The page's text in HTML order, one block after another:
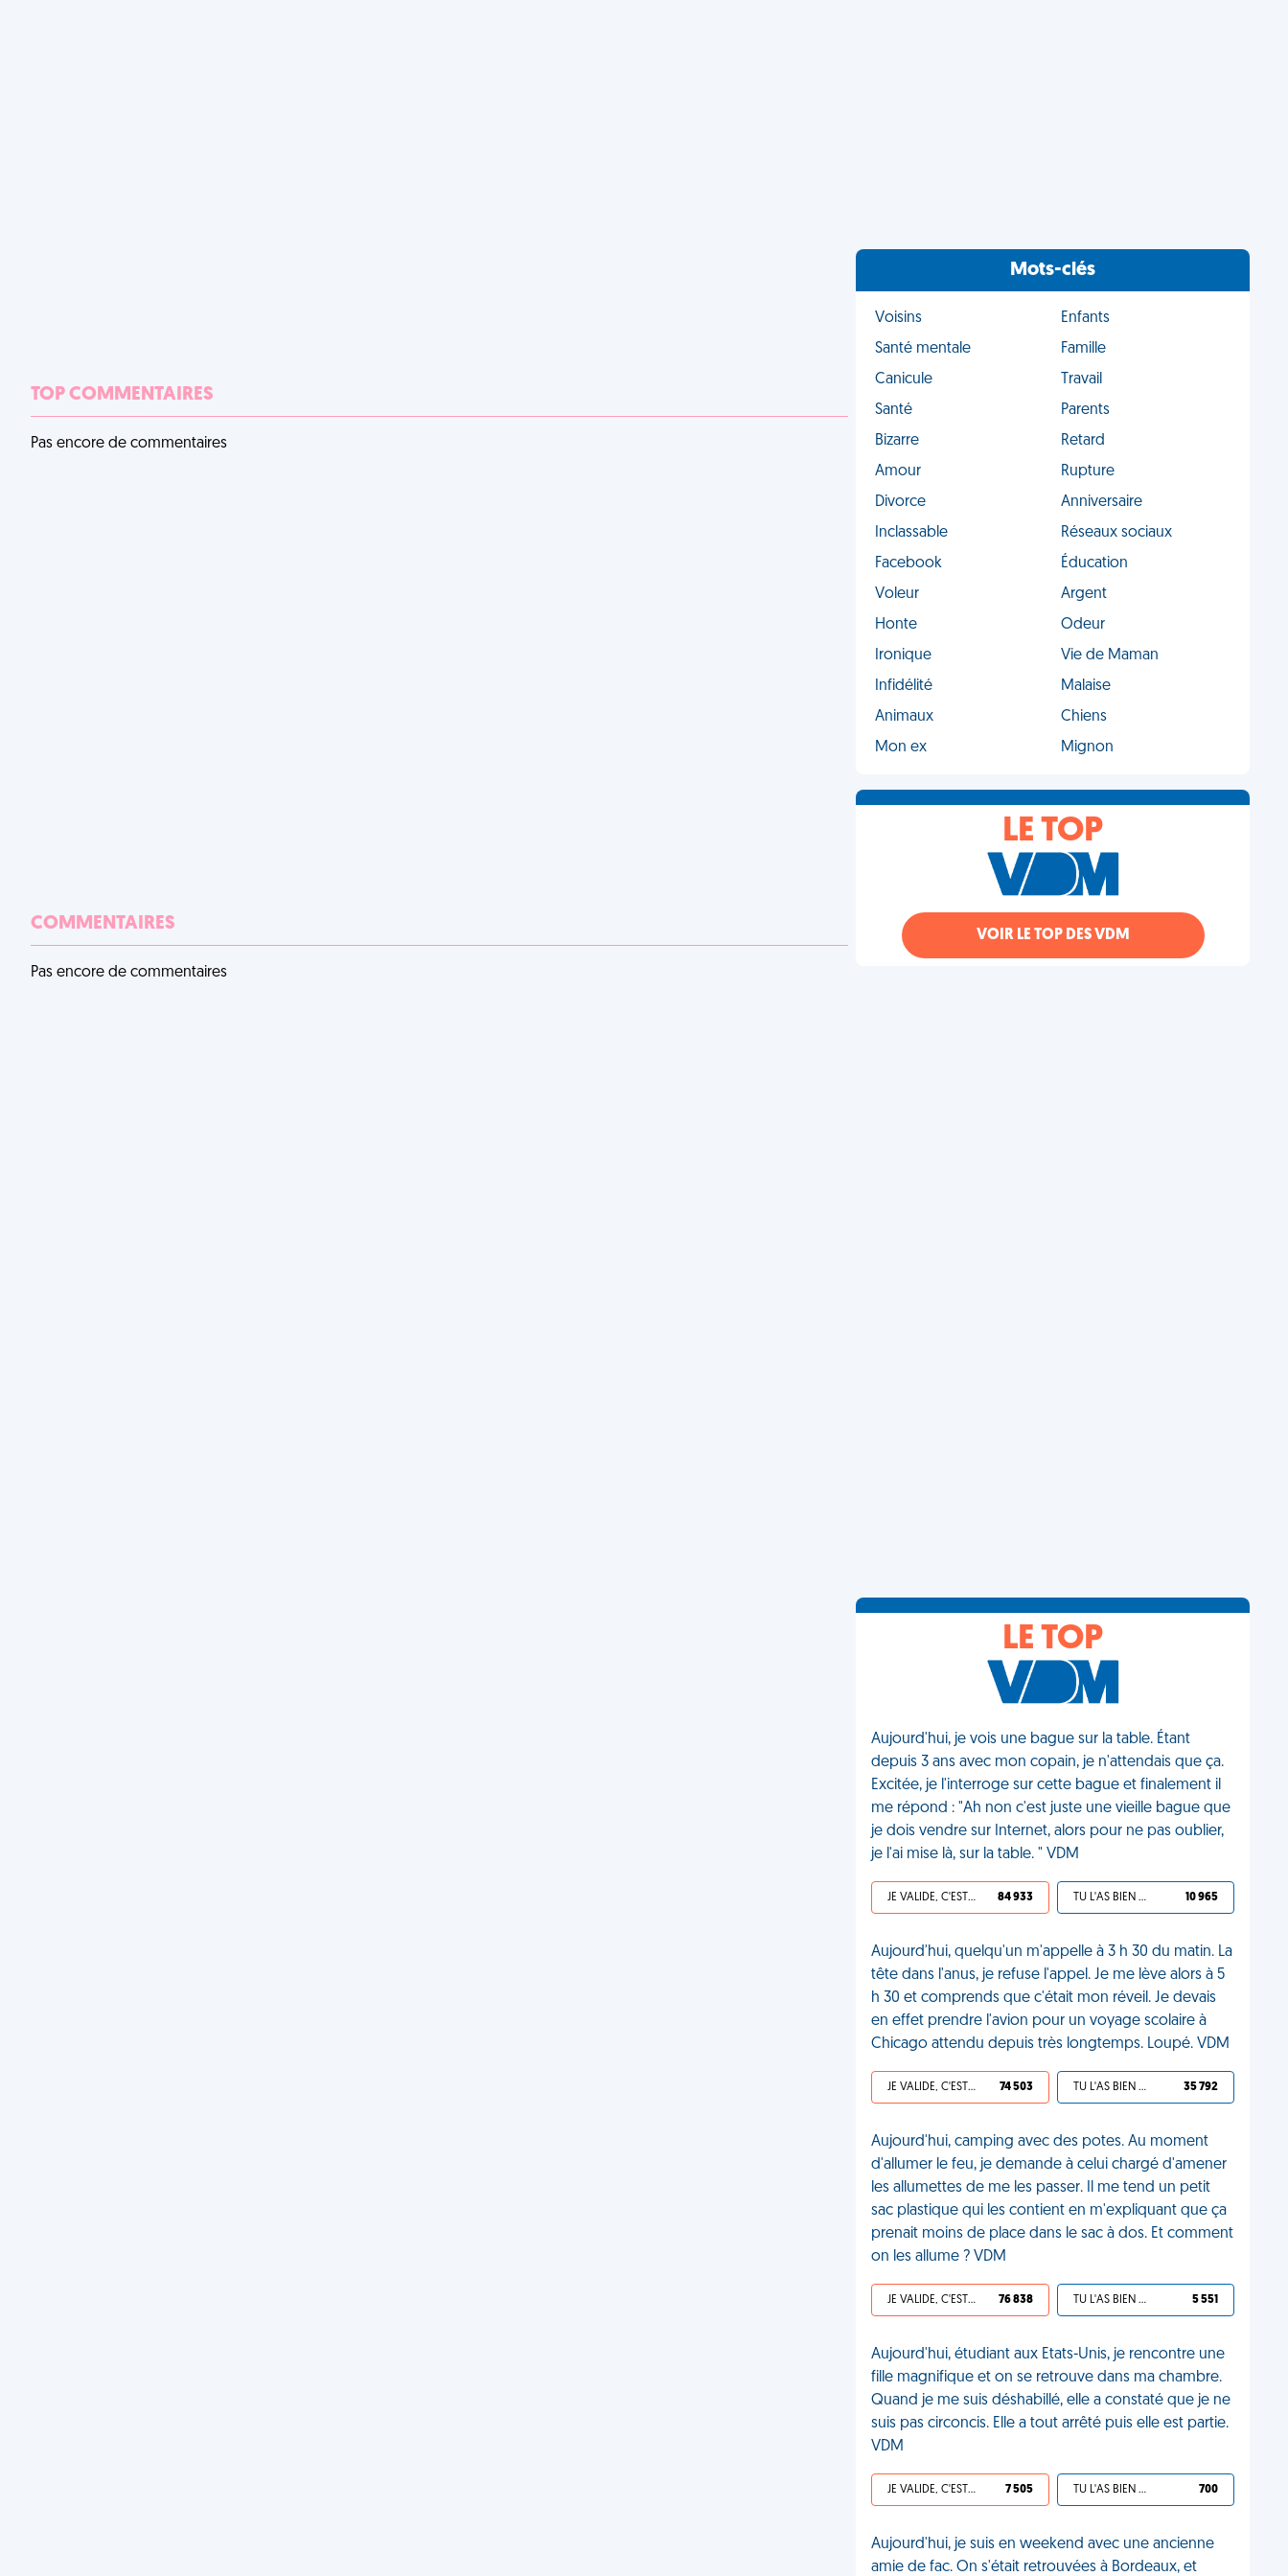
TOP COMMENTAIRES
Pas encore de commentaires
COMMENTAIRES
Pas encore de commentaires
Mots-clés
Voisins
Enfants
Santé mentale
Famille
Canicule
Travail
Santé
Parents
Bizarre
Retard
Amour
Rupture
Divorce
Anniversaire
Inclassable
Réseaux sociaux
Facebook
Éducation
Voleur
Argent
Honte
Odeur
Ironique
Vie de Maman
Infidélité
Malaise
Animaux
Chiens
Mon ex
Mignon
LE TOP
VOIR LE TOP DES VDM
LE TOP
Aujourd'hui, je vois une bague sur la table. Étant
depuis 3 ans avec mon copain, je n'attendais que ça.
Excitée, je l'interroge sur cette bague et finalement il
me répond : "Ah non c'est juste une vieille bague que
je dois vendre sur Internet, alors pour ne pas oublier,
je l'ai mise là, sur la table. " VDM
JE VALIDE, C'EST UNE VDM 84 933 TU L'AS BIEN MÉRITÉ 10 965
Aujourd'hui, quelqu'un m'appelle à 3 h 30 du matin. La
tête dans l'anus, je refuse l'appel. Je me lève alors à 5
h 30 et comprends que c'était mon réveil. Je devais
en effet prendre l'avion pour un voyage scolaire à
Chicago attendu depuis très longtemps. Loupé. VDM
JE VALIDE, C'EST UNE VDM 74 503 TU L'AS BIEN MÉRITÉ 35 792
Aujourd'hui, camping avec des potes. Au moment
d'allumer le feu, je demande à celui chargé d'amener
les allumettes de me les passer. Il me tend un petit
sac plastique qui les contient en m'expliquant que ça
prenait moins de place dans le sac à dos. Et comment
on les allume ? VDM
JE VALIDE, C'EST UNE VDM 76 838 TU L'AS BIEN MÉRITÉ 5 551
Aujourd'hui, étudiant aux Etats-Unis, je rencontre une
fille magnifique et on se retrouve dans ma chambre.
Quand je me suis déshabillé, elle a constaté que je ne
suis pas circoncis. Elle a tout arrêté puis elle est partie.
VDM
JE VALIDE, C'EST UNE VDM 7 505 TU L'AS BIEN MÉRITÉ 700
Aujourd'hui, je suis en weekend avec une ancienne
amie de fac. On s'était retrouvées à Bordeaux, et